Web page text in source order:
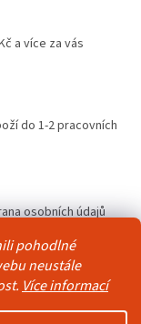
pohodlné
neustále
Více informací
a více za vás
do 1-2 pracovních
osobních údajů